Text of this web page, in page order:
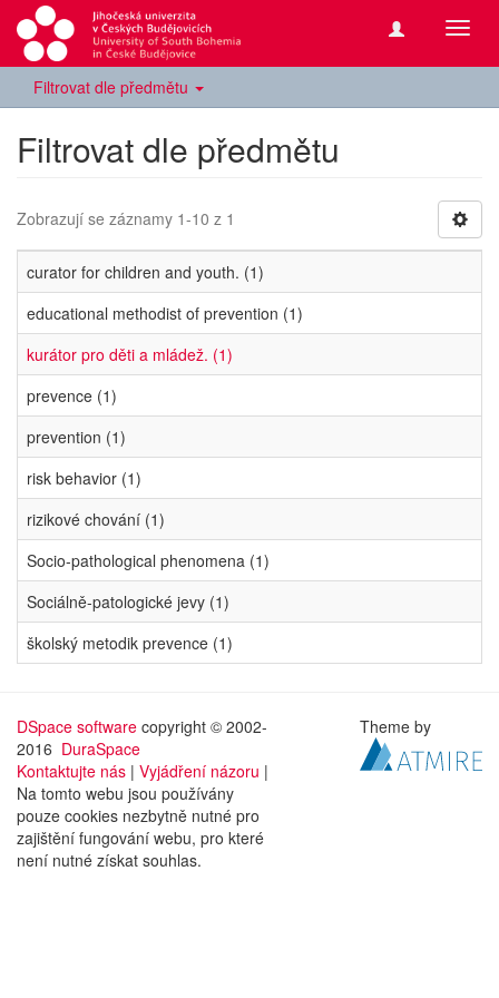
Filtrovat dle předmětu
Filtrovat dle předmětu
Zobrazují se záznamy 1-10 z 1
curator for children and youth. (1)
educational methodist of prevention (1)
kurátor pro děti a mládež. (1)
prevence (1)
prevention (1)
risk behavior (1)
rizikové chování (1)
Socio-pathological phenomena (1)
Sociálně-patologické jevy (1)
školský metodik prevence (1)
DSpace software copyright © 2002-
2016 DuraSpace
Kontaktujte nás | Vyjádření názoru |
Na tomto webu jsou používány
pouze cookies nezbytně nutné pro
zajištění fungování webu, pro které
není nutné získat souhlas.
Theme by